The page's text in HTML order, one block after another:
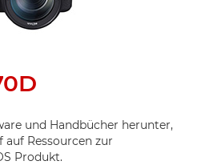
und Handbücher herunter,
Ressourcen zur
Produkt.